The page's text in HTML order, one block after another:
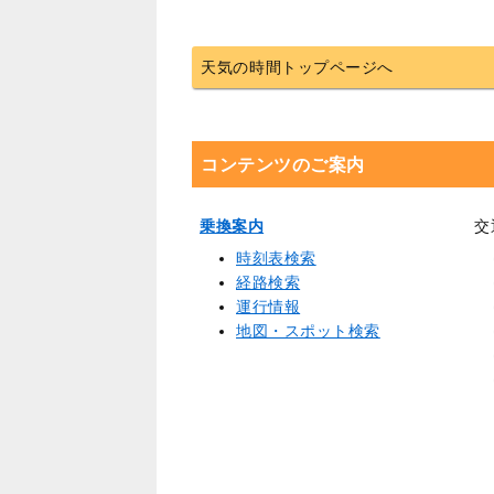
天気の時間トップページへ
コンテンツのご案内
乗換案内
時刻表検索
経路検索
運行情報
地図・スポット検索
交